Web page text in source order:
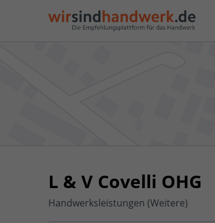
L & V Covelli OHG
Handwerksleistungen (Weitere)